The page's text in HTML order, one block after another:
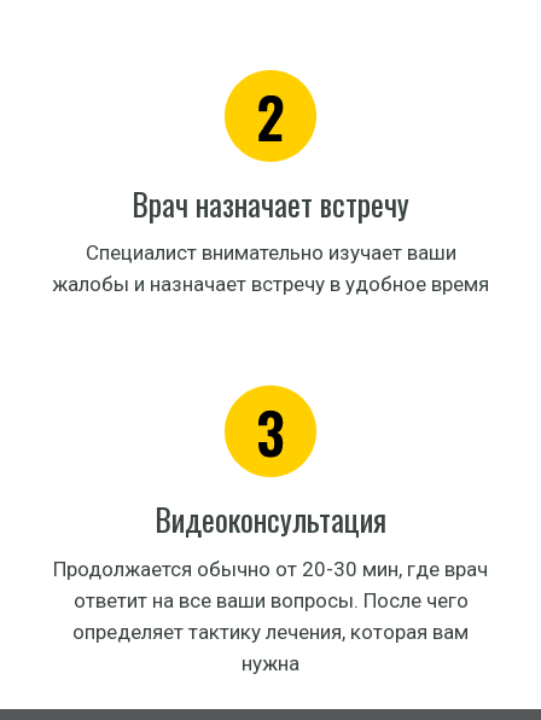
Врач назначает встречу
Специалист внимательно изучает ваши
жалобы и назначает встречу в удобное время
Видеоконсультация
Продолжается обычно от 20-30 мин, где врач
ответит на все ваши вопросы. После чего
определяет тактику лечения, которая вам
нужна